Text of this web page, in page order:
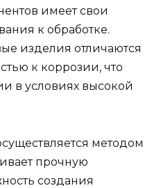
имеет свои
к обработке.
изделия отличаются
к коррозии, что
в условиях высокой
методом
прочную
создания